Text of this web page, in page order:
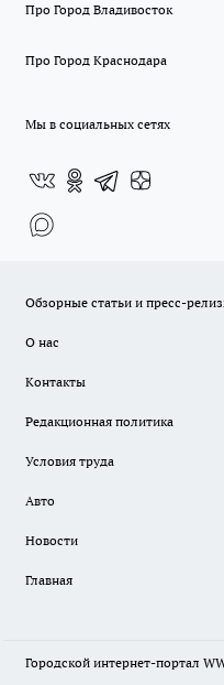
Про Город Владивосток
Про Город Краснодара
Мы в социальных сетях
Обзорные статьи и пресс-
О нас
Контакты
Редакционная политика
Условия труда
Авто
Новости
Главная
Городской интернет-портал